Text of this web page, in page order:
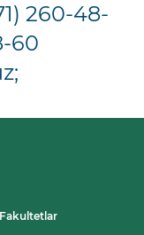
260-48-
60
;
Fakultetlar